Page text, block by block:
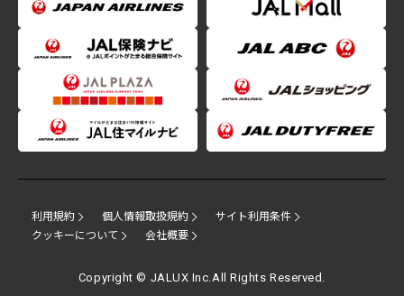
利用規約 個人情報取扱規約
サイト利用条件
クッキーについて
会社概要
Copyright © JALUX Inc.All Rights Reserved.